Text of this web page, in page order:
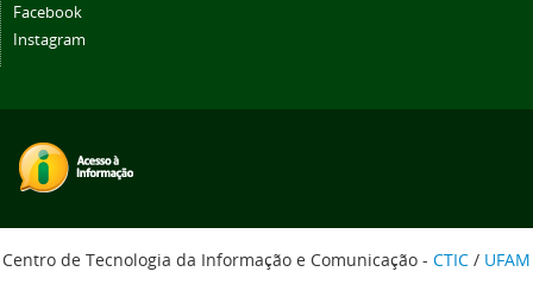
Facebook
Instagram
Centro de Tecnologia da Informação e Comunicação - CTIC / UFAM